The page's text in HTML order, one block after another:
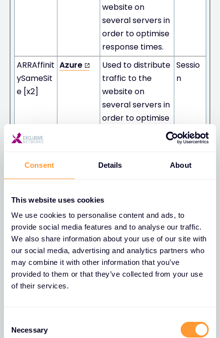
Consent Details About
This website uses cookies
We use cookies to personalise content and ads, to
provide social media features and to analyse our traffic.
We also share information about your use of our site with
our social media, advertising and analytics partners who
may combine it with other information that you’ve
provided to them or that they’ve collected from your use
of their services.
Necessary
website on
several servers in
order to optimise
response times.
ARRAffinit
ySameSit
e [x2]
Azure
Used to distribute
traffic to the
website on
several servers in
order to optimise
Sessio
n
detect spam and
security.
CookieCo
nsent
[x2]
training.e
xclusive-
networks.
com
Cookieb
ot
Stores the user's
cookie consent
state for the
current domain
1 year